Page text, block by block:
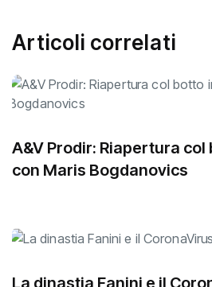
Articoli correlati
A&V Prodir: Riapertura
con Maris Bogdanovics
La dinastia Fanini e il